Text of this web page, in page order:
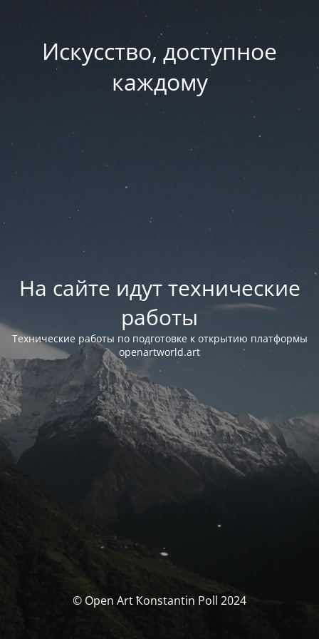
Искусство, доступное
каждому
На сайте идут технические
работы
Технические работы по подготовке к открытию платформы
openartworld.art
© Open Art Ҟonstantin Poll 2024